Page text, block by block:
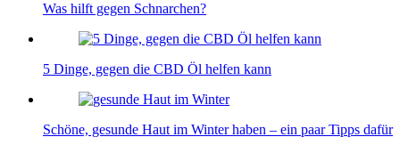
Was hilft gegen Schnarchen?
5 Dinge, gegen die CBD Öl helfen kann
Schöne, gesunde Haut im Winter haben – ein paar Tipps dafür